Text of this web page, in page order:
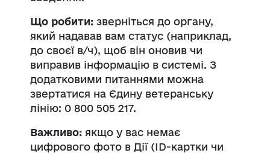
Що робити: зверніться до органу,
який надавав вам статус (наприклад,
до своєї в/ч), щоб він оновив чи
виправив інформацію в системі. З
додатковими питаннями можна
звертатися на Єдину ветеранську
лінію: 0 800 505 217.
Важливо: якщо у вас немає
цифрового фото в Дії (ID-картки чи